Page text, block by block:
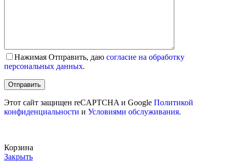
Нажимая Отправить, даю согласие на обработку
персональных данных.
Этот сайт защищен reCAPTCHA и Google Политикой
конфиденциальности и Условиями обслуживания.
Корзина
Закрыть